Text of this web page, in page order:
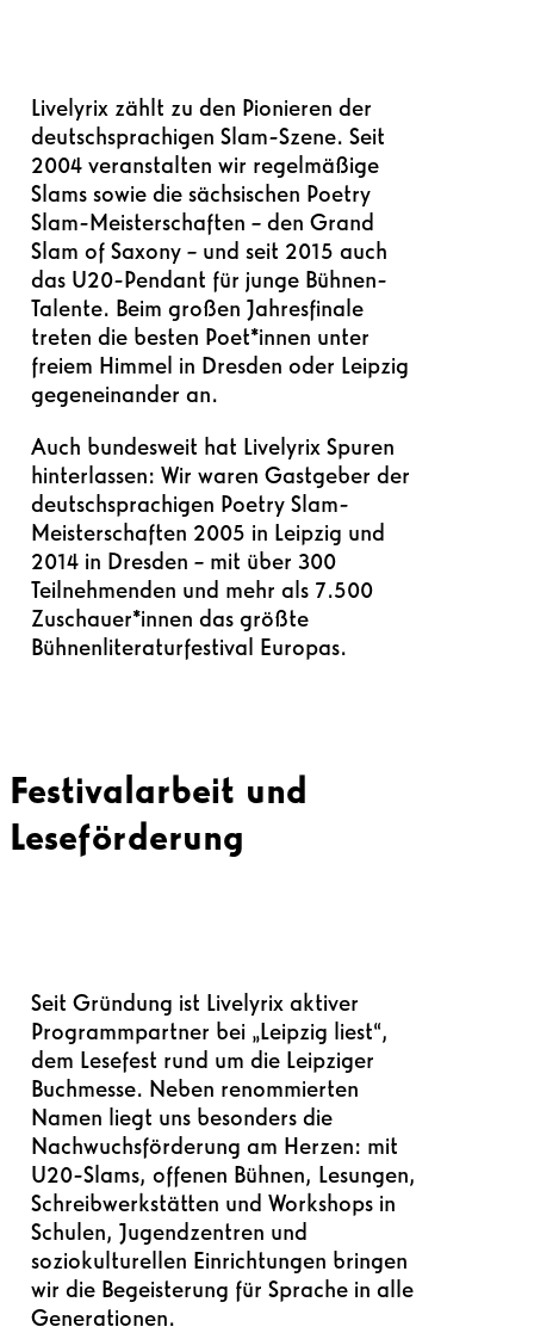
Livelyrix zählt zu den Pionieren der
deutschsprachigen Slam-Szene. Seit
2004 veranstalten wir regelmäßige
Slams sowie die sächsischen Poetry
Slam-Meisterschaften – den Grand
Slam of Saxony – und seit 2015 auch
das U20-Pendant für junge Bühnen-
Talente. Beim großen Jahresfinale
treten die besten Poet*innen unter
freiem Himmel in Dresden oder Leipzig
gegeneinander an.
Auch bundesweit hat Livelyrix Spuren
hinterlassen: Wir waren Gastgeber der
deutschsprachigen Poetry Slam-
Meisterschaften 2005 in Leipzig und
2014 in Dresden – mit über 300
Teilnehmenden und mehr als 7.500
Zuschauer*innen das größte
Bühnenliteraturfestival Europas.
Festivalarbeit und
Leseförderung
Seit Gründung ist Livelyrix aktiver
Programmpartner bei „Leipzig liest“,
dem Lesefest rund um die Leipziger
Buchmesse. Neben renommierten
Namen liegt uns besonders die
Nachwuchsförderung am Herzen: mit
U20-Slams, offenen Bühnen, Lesungen,
Schreibwerkstätten und Workshops in
Schulen, Jugendzentren und
soziokulturellen Einrichtungen bringen
wir die Begeisterung für Sprache in alle
Generationen.